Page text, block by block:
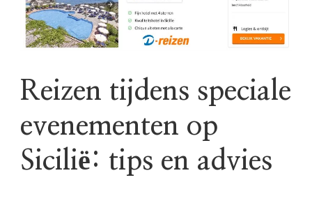
Reizen tijdens speciale
evenementen op
Sicilië: tips en advies